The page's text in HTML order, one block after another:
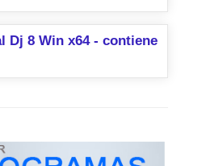
Dj 8 Win x64 - contiene